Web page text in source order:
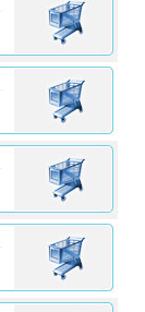
В
КОРЗИНУ
В
КОРЗИНУ
В
КОРЗИНУ
В
КОРЗИНУ